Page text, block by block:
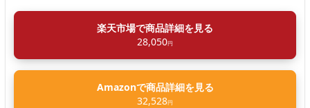
楽天市場で商品詳細を見る
28,050円
Amazonで商品詳細を見る
32,528円